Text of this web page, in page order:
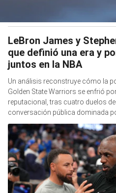
LeBron James y
que definió una era y
juntos en la NBA
Un análisis reconstruye cómo la
Golden State Warriors se enfrió
reputacional, tras cuatro duelos
conversación pública dominada